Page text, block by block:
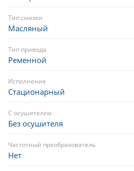
Тип смазки
Масляный
Тип привода
Ременной
Исполнение
Стационарный
С осушителем
Без осушителя
Частотный преобразователь
Нет